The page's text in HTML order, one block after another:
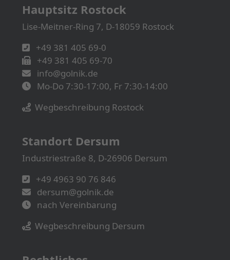
Hauptsitz Rostock
Lise-Meitner-Ring 7, D-18059 Rostock
+49 381 405 69-0
+49 381 405 69-70
info@golnik.de
Mo-Do 7:30-17:00, Fr 7:30-14:00
Wegbeschreibung Rostock
Standort Dersum
Industriestraße 8, D-26906 Dersum
+49 4963 90 76 846
dersum@golnik.de
nach Vereinbarung
Wegbeschreibung Dersum